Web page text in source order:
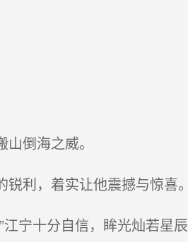
倒海之威。
利，着实让他震撼与惊喜
宁十分自信，眸光灿若星